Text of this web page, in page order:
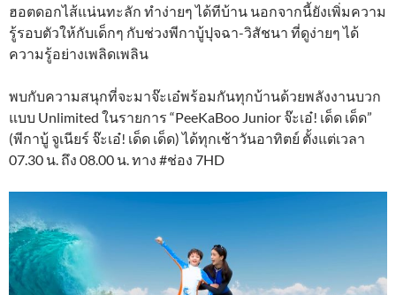
ฮอตดอกไส้แน่นทะลัก ทำง่ายๆ ได้ทีบ้าน นอกจากนี้ยังเพิ่มความ
รู้รอบตัวให้กับเด็กๆ กับช่วงพีกาบู้ปุจฉา-วิสัชนา ที่ดูง่ายๆ ได้
ความรู้อย่างเพลิดเพลิน
พบกับความสนุกที่จะมาจ๊ะเอ๋พร้อมกันทุกบ้านด้วยพลังงานบวก
แบบ Unlimited ในรายการ “PeeKaBoo Junior จ๊ะเอ๋! เด็ด เด็ด”
(พีกาบู้ จูเนียร์ จ๊ะเอ๋! เด็ด เด็ด) ได้ทุกเช้าวันอาทิตย์ ตั้งแต่เวลา
07.30 น. ถึง 08.00 น. ทาง #ช่อง 7HD